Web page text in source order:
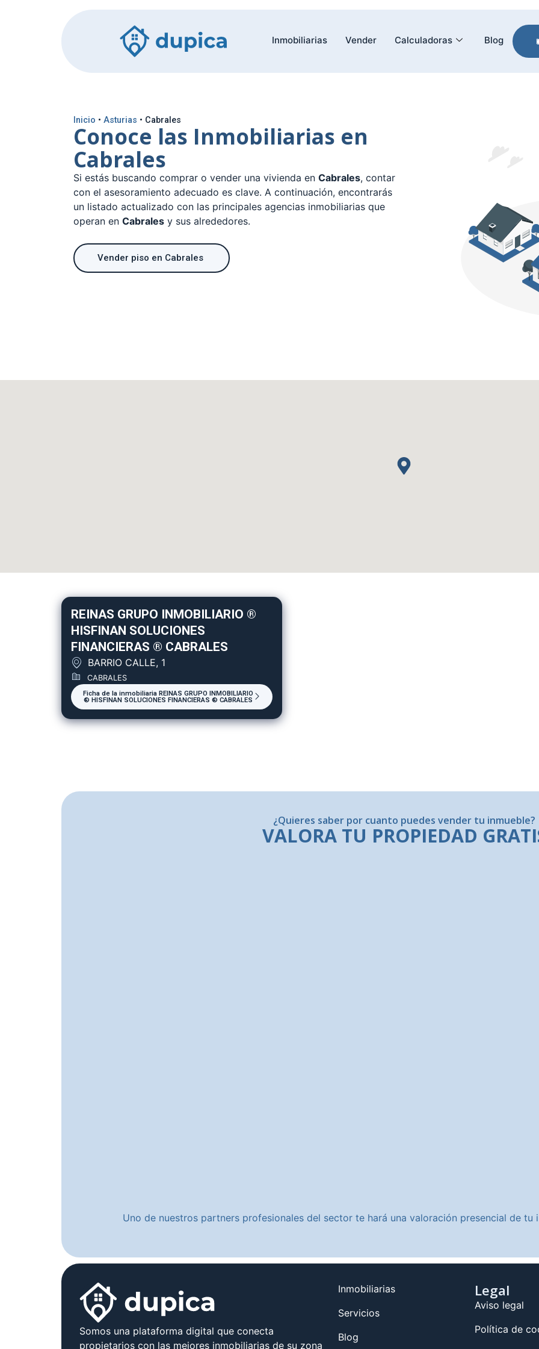
Inmobiliarias Vender Calculadoras Blog
Inicio • Asturias • Cabrales
Conoce las Inmobiliarias en
Cabrales
Si estás buscando comprar o vender una vivienda en Cabrales, contar
con el asesoramiento adecuado es clave. A continuación, encontrarás
un listado actualizado con las principales agencias inmobiliarias que
operan en Cabrales y sus alrededores.
Vender piso en Cabrales
REINAS GRUPO INMOBILIARIO ®
HISFINAN SOLUCIONES
FINANCIERAS ® CABRALES
BARRIO CALLE, 1
CABRALES
Ficha de la inmobiliaria REINAS GRUPO INMOBILIARIO
® HISFINAN SOLUCIONES FINANCIERAS ® CABRALES
¿Quieres saber por cuanto puedes vender tu inmueble?
VALORA TU PROPIEDAD
Uno de nuestros partners profesionales del sector te hará una valoración presencial de tu
Somos una plataforma digital que conecta
propietarios con las mejores inmobiliarias de su zona
Inmobiliarias
Servicios
Blog
Legal
Aviso legal
Política de